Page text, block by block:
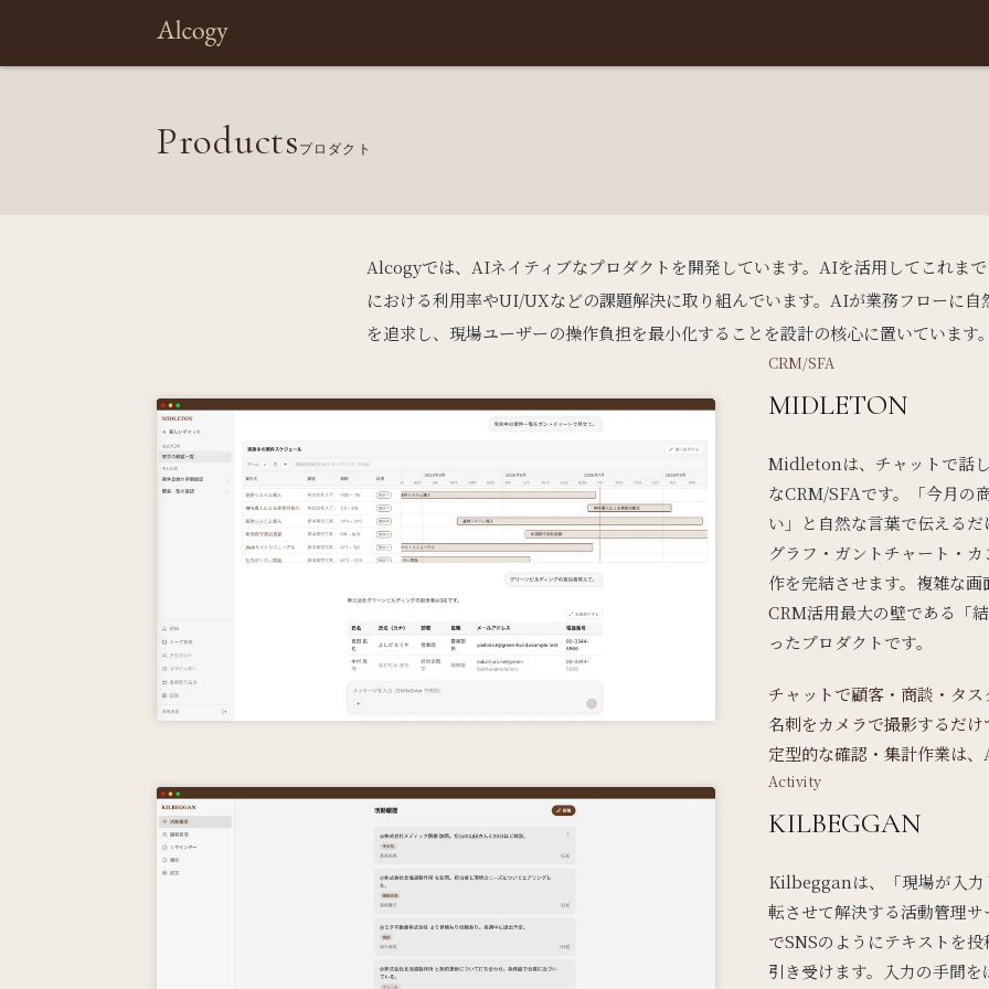
Productsプロダクト
Alcogyでは、AIネイティブなプロダクトを開発しています。AIを活用してこれま
における利用率やUI/UXなどの課題解決に取り組んでいます。AIが業務フローに自
を追求し、現場ユーザーの操作負担を最小化することを設計の核心に置いています
CRM/SFA
MIDLETON
Midletonは、チャットで話
なCRM/SFAです。「今月の
い」と自然な言葉で伝える
グラフ・ガントチャート・
作を完結させます。複雑な
CRM活用最大の壁である「
ったプロダクトです。
チャットで顧客・商談・タ
名刺をカメラで撮影するだ
定型的な確認・集計作業は
Activity
KILBEGGAN
Kilbegganは、「現場が入力
転させて解決する活動管理
でSNSのようにテキストを
引き受けます。入力の手間